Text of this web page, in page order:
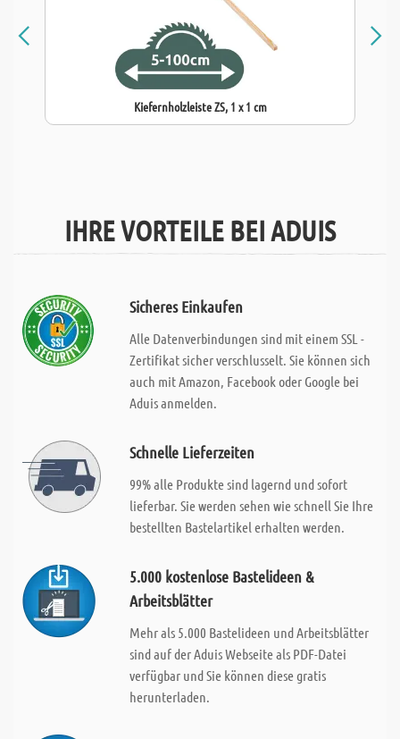
Kiefernholzleiste ZS, 1 x 1 cm
IHRE VORTEILE BEI ADUIS
Sicheres Einkaufen
Alle Datenverbindungen sind mit einem SSL -
Zertifikat sicher verschlusselt. Sie können sich
auch mit Amazon, Facebook oder Google bei
Aduis anmelden.
Schnelle Lieferzeiten
99% alle Produkte sind lagernd und sofort
lieferbar. Sie werden sehen wie schnell Sie Ihre
bestellten Bastelartikel erhalten werden.
5.000 kostenlose Bastelideen &
Arbeitsblätter
Mehr als 5.000 Bastelideen und Arbeitsblätter
sind auf der Aduis Webseite als PDF-Datei
verfügbar und Sie können diese gratis
herunterladen.